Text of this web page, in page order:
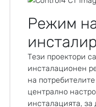
Режим
Тези проектори
инсталационен
на
централно
инсталацията,